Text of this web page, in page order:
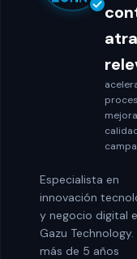
Especialista en
innovación
y negocio digital
Gazu Technology.
más de 5 años